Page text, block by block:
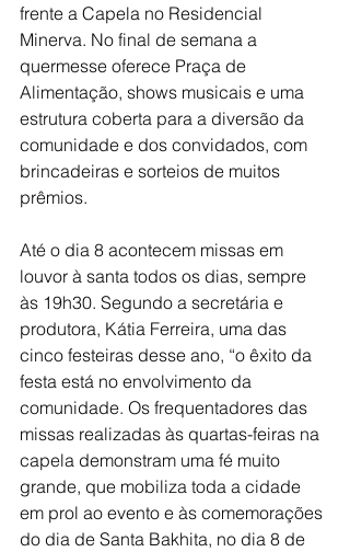
frente a Capela no Residencial
Minerva. No final de semana a
quermesse oferece Praça de
Alimentação, shows musicais e uma
estrutura coberta para a diversão da
comunidade e dos convidados, com
brincadeiras e sorteios de muitos
prêmios.
Até o dia 8 acontecem missas em
louvor à santa todos os dias, sempre
às 19h30. Segundo a secretária e
produtora, Kátia Ferreira, uma das
cinco festeiras desse ano, “o êxito da
festa está no envolvimento da
comunidade. Os frequentadores das
missas realizadas às quartas-feiras na
capela demonstram uma fé muito
grande, que mobiliza toda a cidade
em prol ao evento e às comemorações
do dia de Santa Bakhita, no dia 8 de